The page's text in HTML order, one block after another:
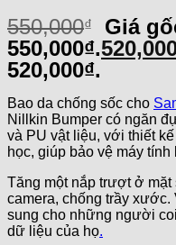
550,000₫
Giá
550,000₫.
520,000₫.
Bao da chống sốc cho
Nillkin Bumper có ngăn
và PU vật liệu, với thiết
học, giúp bảo vệ máy
Tăng một nắp trượt ở
camera, chống trầy xước.
sung cho những người
dữ liệu của họ.